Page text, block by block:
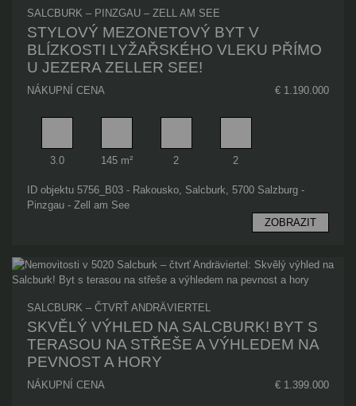
SALCBURK – PINZGAU – ZELL AM SEE
STYLOVÝ MEZONETOVÝ BYT V
BLÍZKOSTI LYŽAŘSKÉHO VLEKU PŘÍMO
U JEZERA ZELLER SEE!
NÁKUPNÍ CENA € 1.190.000
Pokoj
3.0
Obytný prostor
145 m²
Koupelna
2
Ložnice
2
ID objektu 5756_B03 - Rakousko, Salcburk, 5700 Salzburg -
Pinzgau - Zell am See
ZOBRAZIT
SALCBURK – ČTVRŤ ANDRÄVIERTEL
SKVĚLÝ VÝHLED NA SALCBURK! BYT S
TERASOU NA STŘEŠE A VÝHLEDEM NA
PEVNOST A HORY
NÁKUPNÍ CENA € 1.399.000